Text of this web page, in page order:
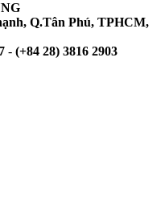
Q.Tân Phú, TPHCM,
- (+84 28) 3816 2903